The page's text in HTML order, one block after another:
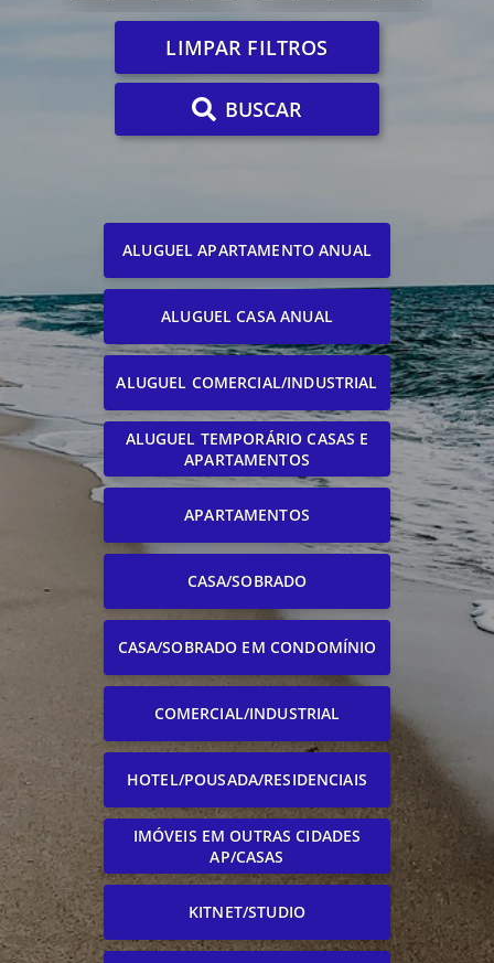
LIMPAR FILTROS
BUSCAR
ALUGUEL APARTAMENTO ANUAL
ALUGUEL CASA ANUAL
ALUGUEL COMERCIAL/INDUSTRIAL
ALUGUEL TEMPORÁRIO CASAS E
APARTAMENTOS
APARTAMENTOS
CASA/SOBRADO
CASA/SOBRADO EM CONDOMÍNIO
COMERCIAL/INDUSTRIAL
HOTEL/POUSADA/RESIDENCIAIS
IMÓVEIS EM OUTRAS CIDADES
AP/CASAS
KITNET/STUDIO